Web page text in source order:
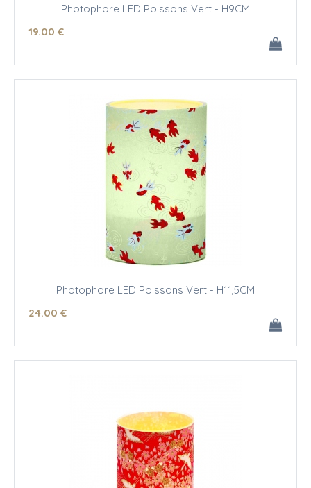
Photophore LED Poissons Vert - H9CM
19.00 €
Photophore LED Poissons Vert - H11,5CM
24.00 €